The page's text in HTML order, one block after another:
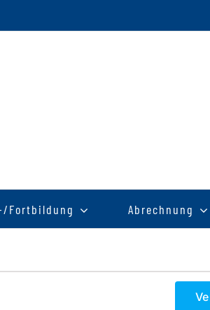
Fortbildung Abrechnung